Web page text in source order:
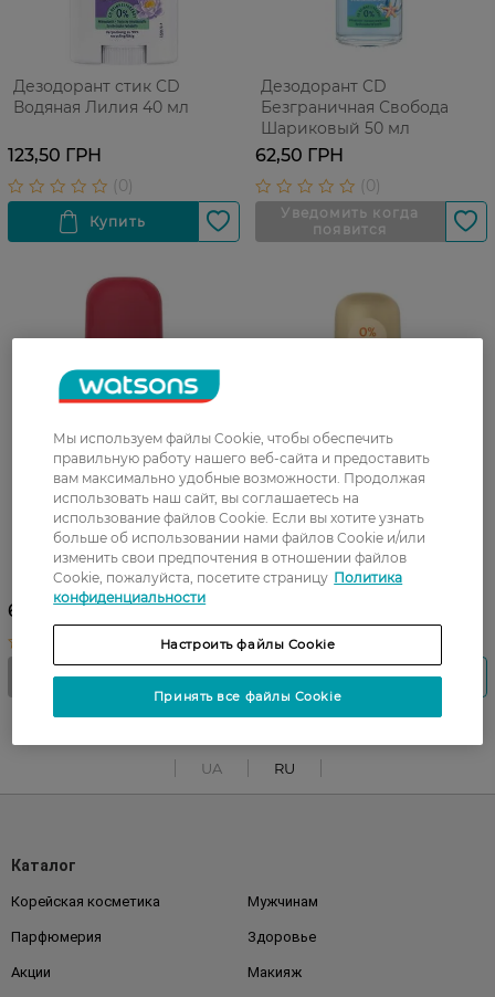
Дезодорант стик CD
Водяная Лилия 40 мл
123,50 ГРН
Дезодорант CD
Безграничная Свобода
Шариковый 50 мл
62,50 ГРН
Дезодорант CD Гранат
Шариковый 50 мл
62,50 ГРН
Дезодорант CD Счастье
Шариковый 50 мл
UA RU
Каталог
Корейская косметика Мужчинам
Парфюмерия Здоровье
Акции Макияж
Мы используем файлы Cookie, чтобы обеспечить
правильную работу нашего веб-сайта и предоставить
вам максимально удобные возможности. Продолжая
использовать наш сайт, вы соглашаетесь на
использование файлов Cookie. Если вы хотите узнать
больше об использовании нами файлов Cookie и/или
изменить свои предпочтения в отношении файлов
Cookie, пожалуйста, посетите страницу Политика
конфиденциальности
Настроить файлы Cookie
Принять все файлы Cookie